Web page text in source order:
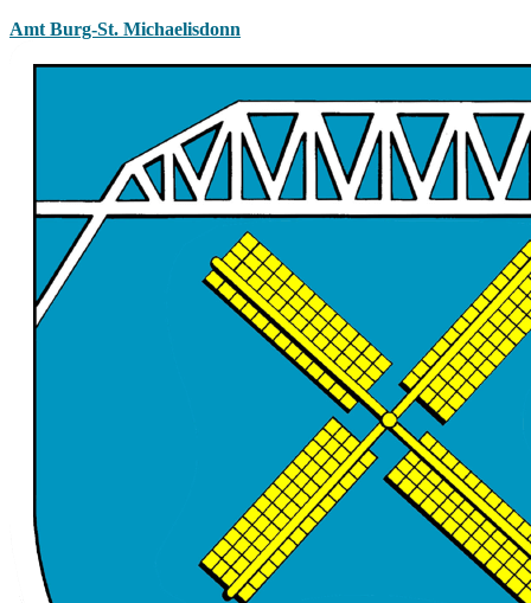
Amt Burg-St. Michaelisdonn